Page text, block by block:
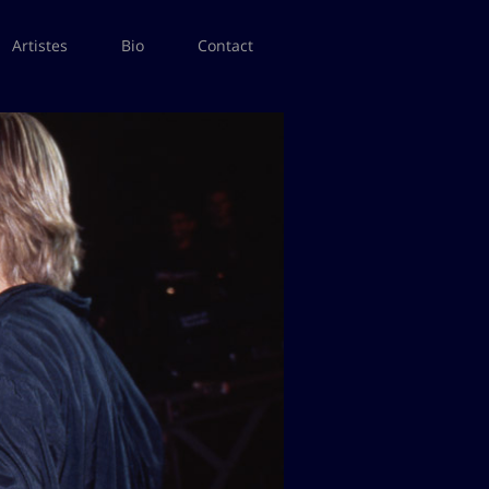
Artistes Bio Contact